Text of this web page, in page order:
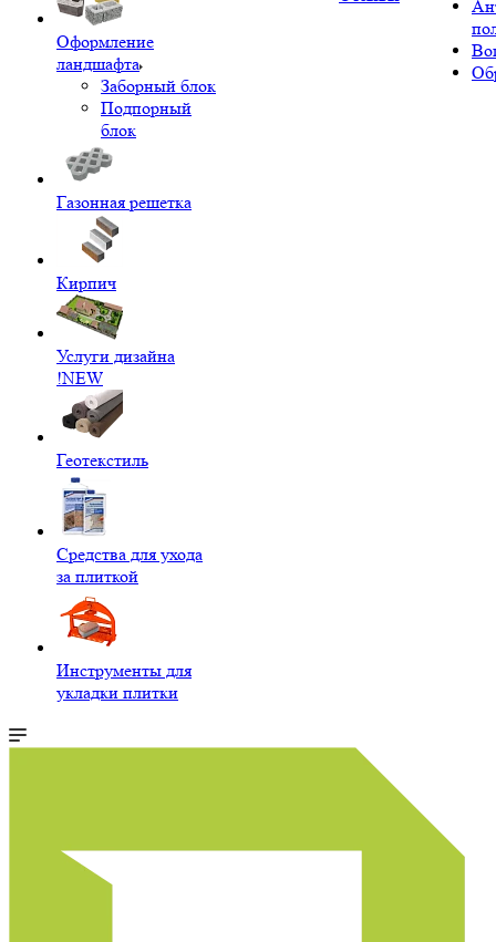
Оформление
ландшафта
Заборный блок
Подпорный
блок
Газонная решетка
Кирпич
Услуги дизайна
!NEW
Геотекстиль
Средства для ухода
за плиткой
Инструменты для
укладки плитки